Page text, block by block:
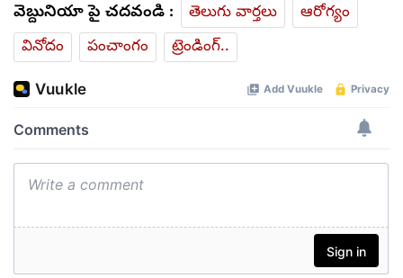
వెబ్దునియా పై చదవండి : తెలుగు వార్తలు
ఆరోగ్యం
వినోదం
పంచాంగం ట్రెండింగ్..